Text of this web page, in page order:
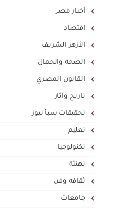
أخبار مصر
اقتصاد
الأزهر الشريف
الصحة والجمال
القانون المصري
تاريخ وآثار
تحقيقات سبأ نيوز
تعليم
تكنولوجيا
تهنئة
ثقافة وفن
جامعات